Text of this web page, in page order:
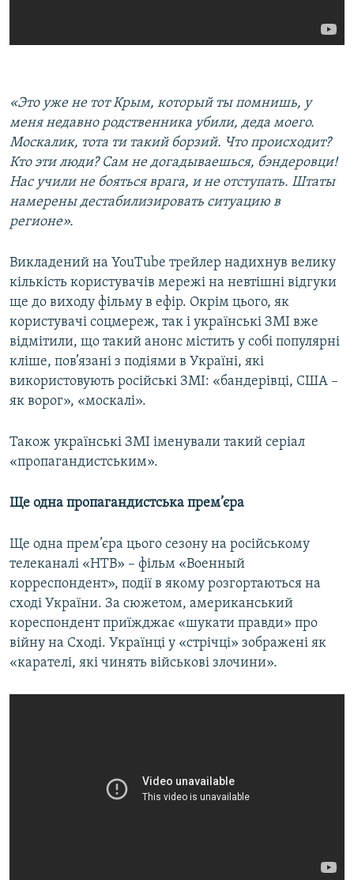
«Это уже не тот Крым, который ты помнишь, у
меня недавно родственника убили, деда моего.
Москалик, тота ти такий борзий. Что происходит?
Кто эти люди? Сам не догадываешься, бэндеровци!
Нас учили не бояться врага, и не отступать. Штаты
намерены дестабилизировать ситуацию в
регионе».
Викладений на YouTube трейлер надихнув велику
кількість користувачів мережі на невтішні відгуки
ще до виходу фільму в ефір. Окрім цього, як
користувачі соцмереж, так і українські ЗМІ вже
відмітили, що такий анонс містить у собі популярні
кліше, пов’язані з подіями в Україні, які
використовують російські ЗМІ: «бандерівці, США –
як ворог», «москалі».
Також українські ЗМІ іменували такий серіал
«пропагандистським».
Ще одна пропагандистська прем’єра
Ще одна прем’єра цього сезону на російському
телеканалі «НТВ» – фільм «Военный
корреспондент», події в якому розгортаються на
сході України. За сюжетом, американський
кореспондент приїжджає «шукати правди» про
війну на Сході. Українці у «стрічці» зображені як
«карателі, які чинять військові злочини».